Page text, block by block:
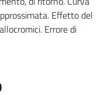
Effetto del
Errore di